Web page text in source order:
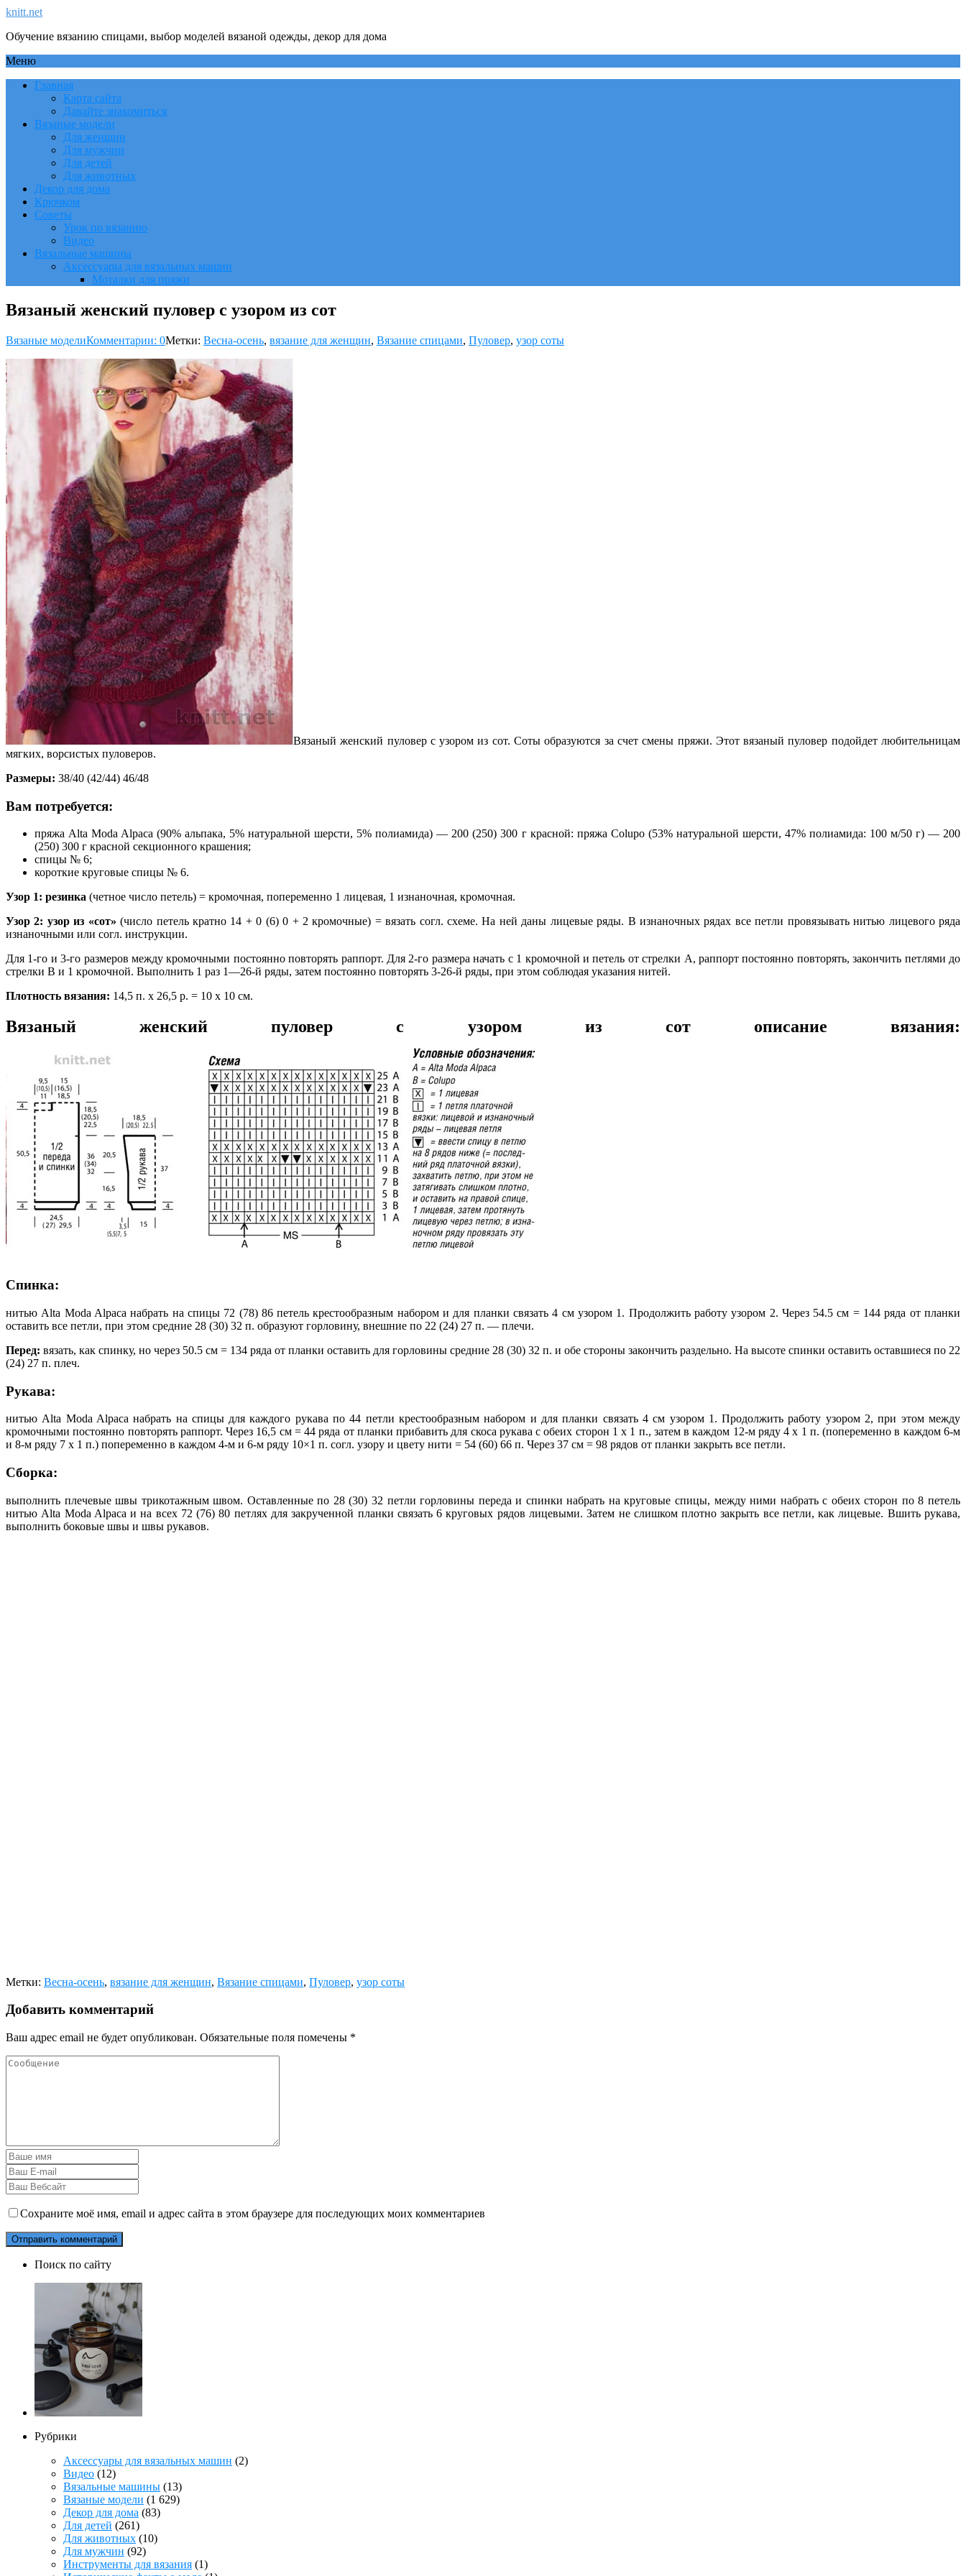
knitt.net
Обучение вязанию спицами, выбор моделей вязаной одежды, декор для дома
Меню
Главная
Карта сайта
Давайте знакомиться
Вязаные модели
Для женщин
Для мужчин
Для детей
Для животных
Декор для дома
Крючком
Советы
Урок по вязанию
Видео
Вязальные машины
Аксессуары для вязальных машин
Моталки для пряжи
Вязаный женский пуловер с узором из сот
Вязаные моделиКомментарии: 0Метки: Весна-осень, вязание для женщин, Вязание спицами, Пуловер, узор соты
Вязаный женский пуловер с узором из сот. Соты образуются за счет смены пряжи. Этот вязаный пуловер подойдет любительницам
мягких, ворсистых пуловеров.
Размеры: 38/40 (42/44) 46/48
Вам потребуется:
пряжа Alta Moda Alpaca (90% альпака, 5% натуральной шерсти, 5% полиамида) — 200 (250) 300 г красной: пряжа Colupo (53% натуральной шерсти, 47% полиамида: 100 м/50 г) — 200
(250) 300 г красной секционного крашения;
спицы № 6;
короткие круговые спицы № 6.
Узор 1: резинка (четное число петель) = кромочная, попеременно 1 лицевая, 1 изнаночная, кромочная.
Узор 2: узор из «сот» (число петель кратно 14 + 0 (6) 0 + 2 кромочные) = вязать согл. схеме. На ней даны лицевые ряды. В изнаночных рядах все петли провязывать нитью лицевого ряда
изнаночными или согл. инструкции.
Для 1-го и 3-го размеров между кромочными постоянно повторять раппорт. Для 2-го размера начать с 1 кромочной и петель от стрелки А, раппорт постоянно повторять, закончить петлями до
стрелки В и 1 кромочной. Выполнить 1 раз 1—26-й ряды, затем постоянно повторять 3-26-й ряды, при этом соблюдая указания нитей.
Плотность вязания: 14,5 п. х 26,5 р. = 10 х 10 см.
Вязаный женский пуловер с узором из сот описание вязания:
Спинка:
нитью Alta Moda Alpaca набрать на спицы 72 (78) 86 петель крестообразным набором и для планки связать 4 см узором 1. Продолжить работу узором 2. Через 54.5 см = 144 ряда от планки
оставить все петли, при этом средние 28 (30) 32 п. образуют горловину, внешние по 22 (24) 27 п. — плечи.
Перед: вязать, как спинку, но через 50.5 см = 134 ряда от планки оставить для горловины средние 28 (30) 32 п. и обе стороны закончить раздельно. На высоте спинки оставить оставшиеся по 22
(24) 27 п. плеч.
Рукава:
нитью Alta Moda Alpaca набрать на спицы для каждого рукава по 44 петли крестообразным набором и для планки связать 4 см узором 1. Продолжить работу узором 2, при этом между
кромочными постоянно повторять раппорт. Через 16,5 см = 44 ряда от планки прибавить для скоса рукава с обеих сторон 1 х 1 п., затем в каждом 12-м ряду 4 х 1 п. (попеременно в каждом 6-м
и 8-м ряду 7 х 1 п.) попеременно в каждом 4-м и 6-м ряду 10×1 п. согл. узору и цвету нити = 54 (60) 66 п. Через 37 см = 98 рядов от планки закрыть все петли.
Сборка:
выполнить плечевые швы трикотажным швом. Оставленные по 28 (30) 32 петли горловины переда и спинки набрать на круговые спицы, между ними набрать с обеих сторон по 8 петель
нитью Alta Moda Alpaca и на всех 72 (76) 80 петлях для закрученной планки связать 6 круговых рядов лицевыми. Затем не слишком плотно закрыть все петли, как лицевые. Вшить рукава,
выполнить боковые швы и швы рукавов.
Метки: Весна-осень, вязание для женщин, Вязание спицами, Пуловер, узор соты
Добавить комментарий
Ваш адрес email не будет опубликован. Обязательные поля помечены *
Сохраните моё имя, email и адрес сайта в этом браузере для последующих моих комментариев
Поиск по сайту
Рубрики
Аксессуары для вязальных машин (2)
Видео (12)
Вязальные машины (13)
Вязаные модели (1 629)
Декор для дома (83)
Для детей (261)
Для животных (10)
Для мужчин (92)
Инструменты для вязания (1)